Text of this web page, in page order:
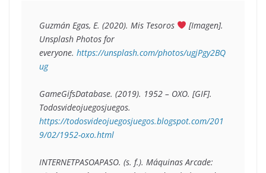
Guzmán Egas, E. (2020). Mis Tesoros
[Imagen].
Unsplash Photos for
everyone. https://unsplash.com/photos/ugjPgy2BQ
ug
GameGifsDatabase. (2019). 1952 – OXO. [GIF].
https://todosvideojuegosjuegos.blogspot.com/201
9/02/1952-oxo.html
INTERNETPASOAPASO. (s. f.). Máquinas Arcade: